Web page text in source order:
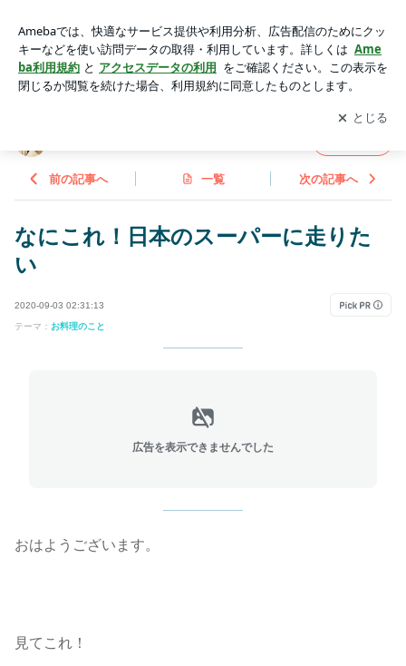
nシンガポール
アプリをダウンロードして ブログの更新通知
を受け取りまし
ょう。
開く
前の記事へ 一覧 次の記事へ
なにこれ！日本のスーパーに走りた
い
2020-09-03 02:31:13
テーマ： お料理のこと
広告を表示できませんでした
おはようございます。
見てこれ！